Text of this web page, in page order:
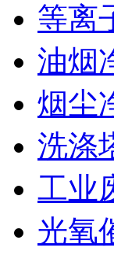
等离
油烟
烟尘
洗涤
工业
光氧